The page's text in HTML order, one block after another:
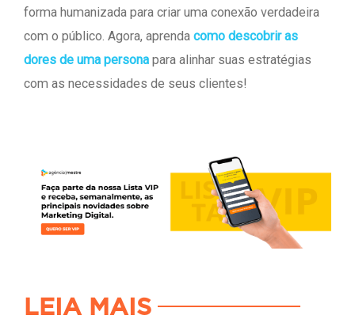
forma humanizada para criar uma conexão verdadeira
com o público. Agora, aprenda como descobrir as
dores de uma persona para alinhar suas estratégias
com as necessidades de seus clientes!
LEIA MAIS